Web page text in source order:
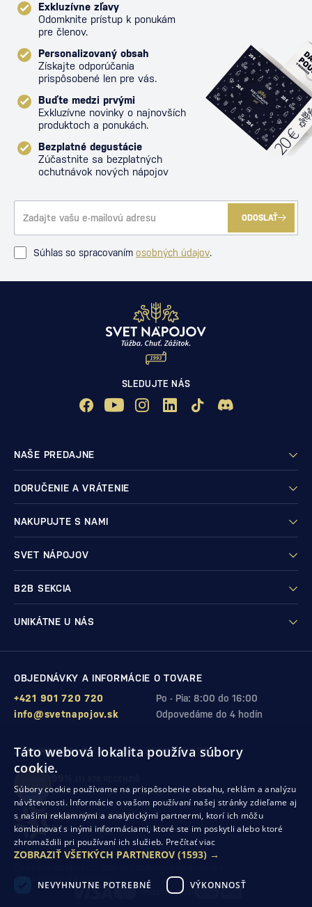
Exkluzívne zľavy
Odomknite prístup k ponukám
pre členov.
Personalizovaný obsah
Získajte odporúčania
prispôsobené len pre vás.
Buďte medzi prvými
Exkluzívne novinky o najnovších
produktoch a ponukách.
Bezplatné degustácie
Zúčastnite sa bezplatných
ochutnávok nových nápojov
ODOSLAŤ
Súhlas so spracovaním osobných údajov.
SLEDUJTE NÁS
NAŠE PREDAJNE
DORUČENIE A VRÁTENIE
NAKUPUJTE S NAMI
SVET NÁPOJOV
B2B SEKCIA
UNIKÁTNE U NÁS
OBJEDNÁVKY A INFORMÁCIE O TOVARE
Po - Pia: 8:00 do 16:00
+421 901 720 720
Odpovedáme do 4 hodín
info@svetnapojov.sk
ZÁRUKA KVALITY A VAŠEJ SPOKOJNOSTI
zákazníkov odporúča nákup v našom obchode
SHOP ROKU 2024
10. rok po sebesme získali ocenenie od Heureka
Odstúpenie od zmluvy
Táto webová lokalita používa súbory
cookie.
Súbory cookie používame na prispôsobenie obsahu, reklám a analýzu
návštevnosti. Informácie o vašom používaní našej stránky zdieľame aj
s našimi reklamnými a analytickými partnermi, ktorí ich môžu
kombinovať s inými informáciami, ktoré ste im poskytli alebo ktoré
zhromaždili pri používaní ich služieb. Prečítať viac
ZOBRAZIŤ VŠETKÝCH PARTNEROV (1593) →
NEVYHNUTNE POTREBNÉ VÝKONNOSŤ